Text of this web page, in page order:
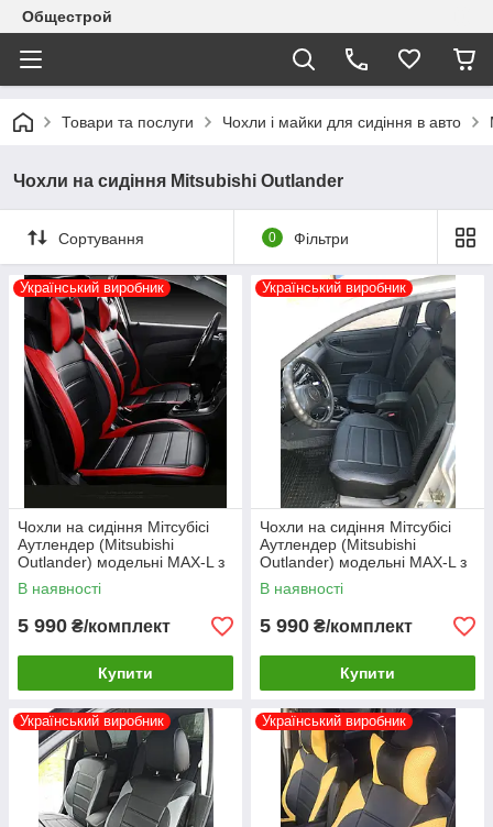
Общестрой
Товари та послуги Чохли і майки для сидіння в авто
Чохли на сидіння Mitsubishi Outlander
Сортування 0 Фільтри
Український виробник
Чохли на сидіння Мітсубісі
Аутлендер (Mitsubishi
Outlander) модельні MAX-L з
екошкіри Чорно-червоний
В наявності
5 990 ₴/комплект
Купити
Український виробник
Чохли на сидіння Мітсубісі
Аутлендер (Mitsubishi
Outlander) модельні MAX-L з
екошкіри Чорний
В наявності
5 990 ₴/комплект
Купити
Український виробник Український виробник